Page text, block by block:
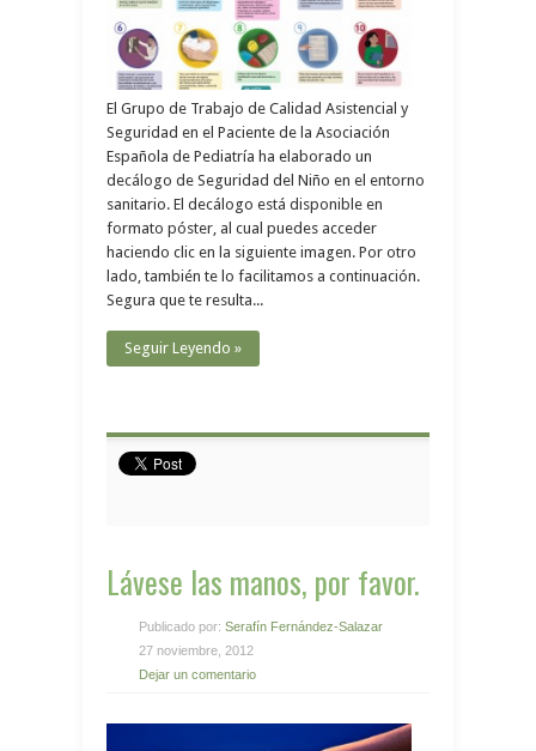
El Grupo de Trabajo de Calidad Asistencial y
Seguridad en el Paciente de la Asociación
Española de Pediatría ha elaborado un
decálogo de Seguridad del Niño en el entorno
sanitario. El decálogo está disponible en
formato póster, al cual puedes acceder
haciendo clic en la siguiente imagen. Por otro
lado, también te lo facilitamos a continuación.
Segura que te resulta...
Seguir Leyendo »
Lávese las manos, por favor.
Publicado por: Serafín Fernández-Salazar
27 noviembre, 2012
Dejar un comentario